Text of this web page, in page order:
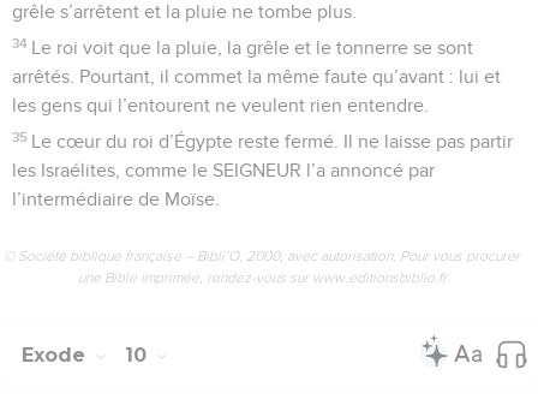
grêle s’arrêtent et la pluie ne tombe plus.
34 Le roi voit que la pluie, la grêle et le tonnerre se sont
arrêtés. Pourtant, il commet la même faute qu’avant : lui et
les gens qui l’entourent ne veulent rien entendre.
35 Le cœur du roi d’Égypte reste fermé. Il ne laisse pas partir
les Israélites, comme le SEIGNEUR l’a annoncé par
l’intermédiaire de Moïse.
© Société biblique française – Bibli’O, 2000, avec autorisation. Pour vous procurer
une Bible imprimée, rendez-vous sur www.editionsbiblio.fr
Exode 10